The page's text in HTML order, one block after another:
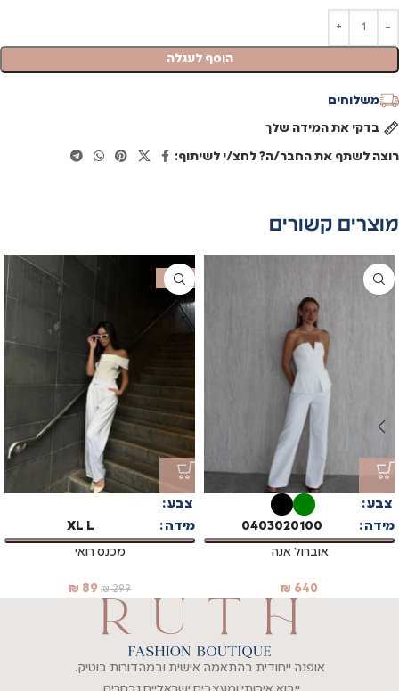
הוסף לעגלה
משלוחים
בדקי את המידה שלך
רוצה לשתף את החבר/ה? לחצ/י לשיתוף:
מוצרים קשורים
צבע
מידה
00
01
02
03
04
אוברול אנה
₪ 640
SALE
צבע
מידה
L
XL
מכנס רואי
₪299
₪ 89
אופנה ייחודית בהתאמה אישית ובמהדורות בוטיק.